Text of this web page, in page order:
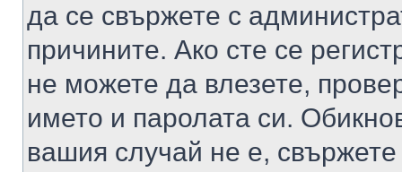
да се свържете с
причините. Ако сте се
не можете да влезете,
името и паролата си.
вашия случай не е,